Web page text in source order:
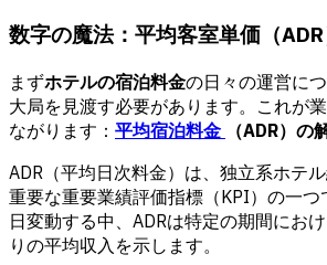
数字の魔法：平均客室単価（
まずホテルの宿泊料金の日々の運営に
大局を見渡す必要があります。これが
ながります： 平均宿泊料金 （ADR）の
ADR（平均日次料金）は、独立系ホテ
重要な重要業績評価指標（KPI）の一
日変動する中、ADRは特定の期間にお
りの平均収入を示します。